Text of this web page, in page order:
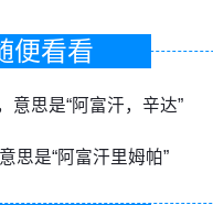
便看看
意思是“阿富汗，辛达”
思是“阿富汗里姆帕”